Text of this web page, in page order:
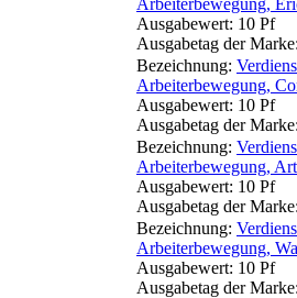
Ausgabewert: 10 Pf
Ausgabetag der
Bezeichnung:
Arbeiterbewegung,
Ausgabewert: 10 Pf
Ausgabetag der
Bezeichnung:
Arbeiterbewegung,
Ausgabewert: 10 Pf
Ausgabetag der
Bezeichnung:
Arbeiterbewegung,
Ausgabewert: 10 Pf
Ausgabetag der